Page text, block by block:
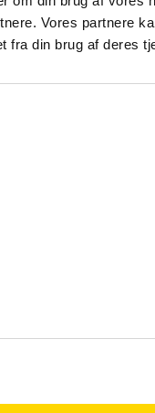
Vores partnere
fra din brug af deres